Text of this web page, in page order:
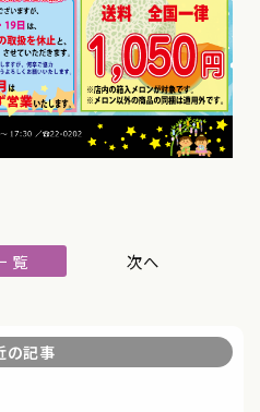
覧
の記事